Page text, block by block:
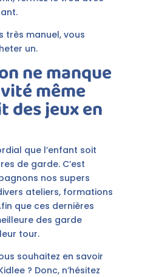
très manuel, vous
un.
ne manque
même
des jeux en
que l’enfant soit
de garde. C’est
nos supers
ateliers, formations
que ces dernières
des garde
tour.
souhaitez en savoir
? Donc, n’hésitez